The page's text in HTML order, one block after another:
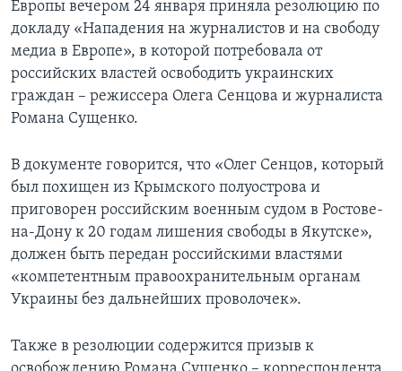
Европы вечером 24 января приняла резолюцию по
докладу «Нападения на журналистов и на свободу
медиа в Европе», в которой потребовала от
российских властей освободить украинских
граждан – режиссера Олега Сенцова и журналиста
Романа Сущенко.
В документе говорится, что «Олег Сенцов, который
был похищен из Крымского полуострова и
приговорен российским военным судом в Ростове-
на-Дону к 20 годам лишения свободы в Якутске»,
должен быть передан российскими властями
«компетентным правоохранительным органам
Украины без дальнейших проволочек».
Также в резолюции содержится призыв к